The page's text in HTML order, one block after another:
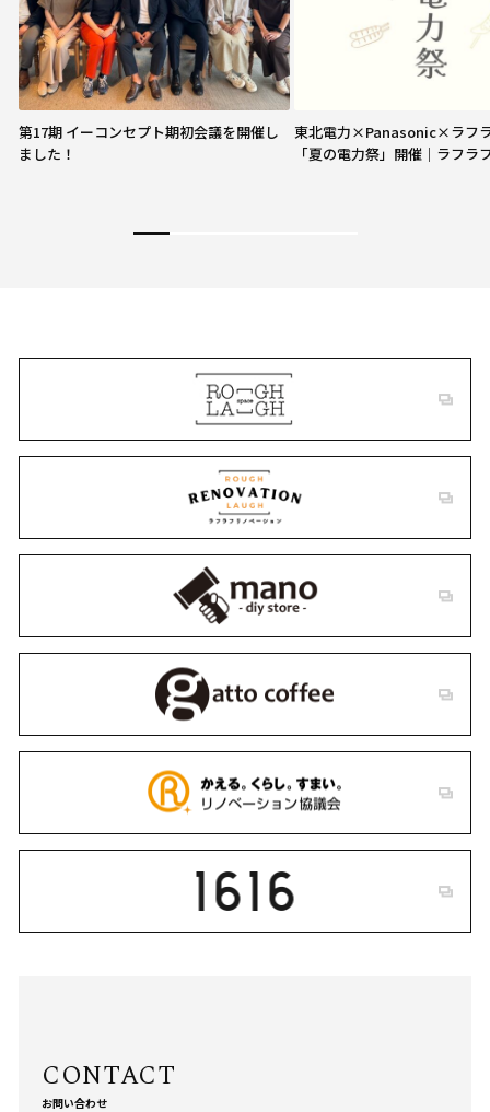
第17期 イーコンセプト期初会議を開催し
ました！
東北電力×Panasonic×ラフ
「夏の電力祭」開催｜ラフラ
お問い合わせ